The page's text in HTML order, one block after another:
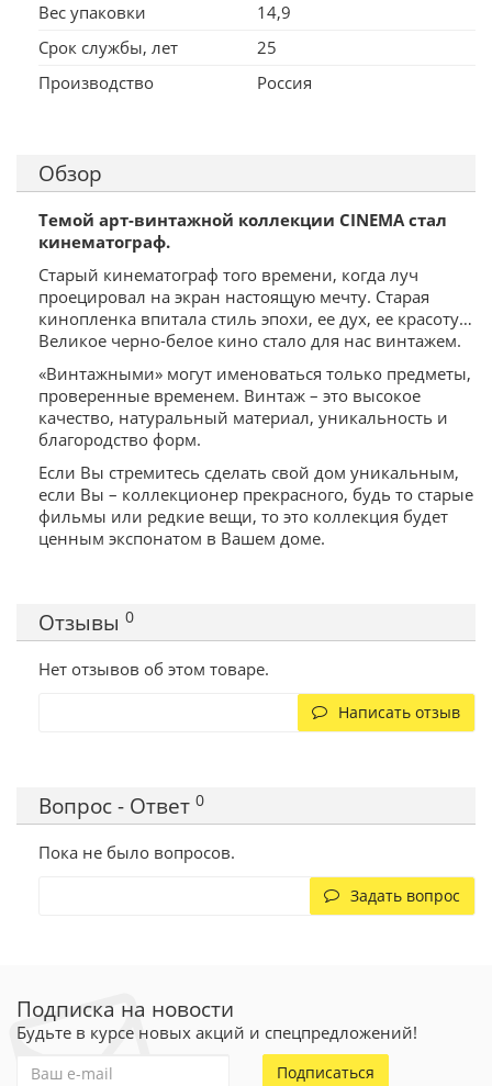
Вес упаковки
14,9
Срок службы, лет
25
Производство
Россия
Обзор
Темой арт-винтажной коллекции CINEMA стал
кинематограф.
Старый кинематограф того времени, когда луч
проецировал на экран настоящую мечту. Старая
кинопленка впитала стиль эпохи, ее дух, ее красоту…
Великое черно-белое кино стало для нас винтажем.
«Винтажными» могут именоваться только предметы,
проверенные временем. Винтаж – это высокое
качество, натуральный материал, уникальность и
благородство форм.
Если Вы стремитесь сделать свой дом уникальным,
если Вы – коллекционер прекрасного, будь то старые
фильмы или редкие вещи, то это коллекция будет
ценным экспонатом в Вашем доме.
Отзывы 0
Нет отзывов об этом товаре.
Написать отзыв
Вопрос - Ответ 0
Пока не было вопросов.
Задать вопрос
Подписка на новости
Будьте в курсе новых акций и спецпредложений!
Подписаться